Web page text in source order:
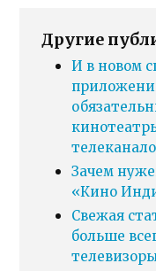
Другие
И в новом
Зачем
«Кино
Свежая
больше